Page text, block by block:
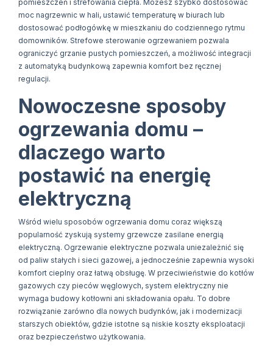
pomieszczeń i strefowania ciepła. Możesz szybko dostosować
moc nagrzewnic w hali, ustawić temperaturę w biurach lub
dostosować podłogówkę w mieszkaniu do codziennego rytmu
domowników. Strefowe sterowanie ogrzewaniem pozwala
ograniczyć grzanie pustych pomieszczeń, a możliwość integracji
z automatyką budynkową zapewnia komfort bez ręcznej
regulacji.
Nowoczesne sposoby
ogrzewania domu –
dlaczego warto
postawić na energię
elektryczną
Wśród wielu sposobów ogrzewania domu coraz większą
popularność zyskują systemy grzewcze zasilane energią
elektryczną. Ogrzewanie elektryczne pozwala uniezależnić się
od paliw stałych i sieci gazowej, a jednocześnie zapewnia wysoki
komfort cieplny oraz łatwą obsługę. W przeciwieństwie do kotłów
gazowych czy pieców węglowych, system elektryczny nie
wymaga budowy kotłowni ani składowania opału. To dobre
rozwiązanie zarówno dla nowych budynków, jak i modernizacji
starszych obiektów, gdzie istotne są niskie koszty eksploatacji
oraz bezpieczeństwo użytkowania.